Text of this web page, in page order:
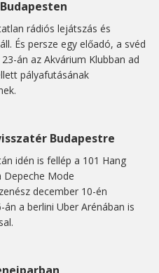
rádiós lejátszás és
És persze egy előadó, a svéd
án az Akvárium Klubban ad
pályafutásának
Budapestre
idén is fellép a 101 Hang
Depeche Mode
december 10-én
a berlini Uber Arénában is